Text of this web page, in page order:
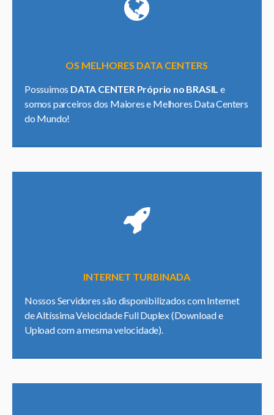
OS MELHORES DATA CENTERS
Possuimos DATA CENTER Próprio no BRASIL e
somos parceiros dos Maiores e Melhores Data Centers
do Mundo!
INTERNET TURBINADA
Nossos Servidores são disponibilizados com Internet
de Altíssima Velocidade Full Duplex (Download e
Upload com a mesma velocidade).